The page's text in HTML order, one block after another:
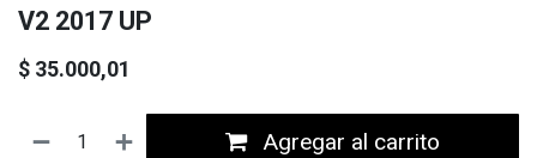
V2 2017 UP
$ 35.000,01
Agregar al carrito